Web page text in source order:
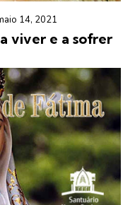
14, 2021
viver e a sofrer